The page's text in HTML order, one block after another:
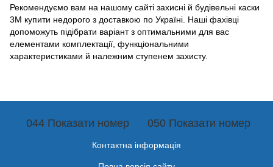
Рекомендуємо вам на нашому сайті захисні й будівельні каски
3М купити недорого з доставкою по Україні. Наші фахівці
допоможуть підібрати варіант з оптимальними для вас
елементами комплектації, функціональними
характеристиками й належним ступенем захисту.
044 Показати номер 050 Показати номер
Контактна інформація